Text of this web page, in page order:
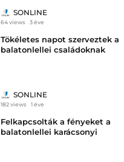
SONLINE
64 views 3 éve
Tökéletes napot szerveztek a
balatonlellei családoknak
SONLINE
182 views 1 éve
Felkapcsolták a fényeket a
balatonlellei karácsonyi